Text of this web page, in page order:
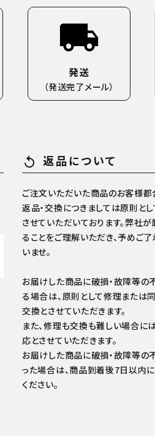
発送
（発送完了メール）
replay 返品について
ご注文いただいた商品のお客様都
返品・交換につきましては原則と
させていただいております。弊社
ることをご理解いただき、予めご了
いませ。
お届けした商品に破損・故障等の
る場合は、原則として修理または
交換とさせていただきます。
また、修理も交換も難しい場合に
応とさせていただきます。
お届けした商品に破損・故障等の
った場合は、商品到着後7日以内
ください。